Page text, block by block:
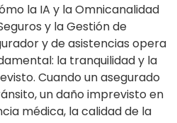
la IA y la Omnicanalidad
y la Gestión de
y de asistencias opera
la tranquilidad y la
Cuando un asegurado
un daño imprevisto en
médica, la calidad de la